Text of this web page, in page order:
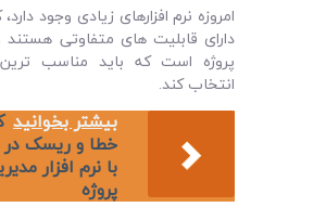
امروزه نرم ‌افزارهای زیادی وجود
دارای قابلیت‌ های متفاوتی هستند
پروژه است که باید مناسب‌
انتخاب کند.
بیشتر بخوانید
خطا و ریسک در
با نرم افزار
پروژه